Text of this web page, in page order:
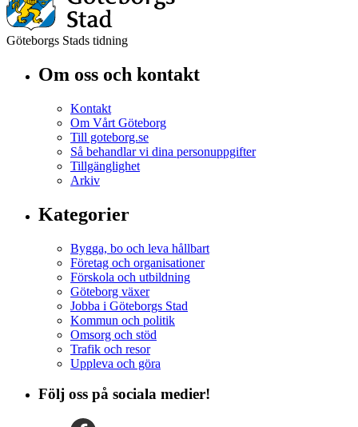
Göteborgs Stads tidning
Om oss och kontakt
Kontakt
Om Vårt Göteborg
Till goteborg.se
Så behandlar vi dina personuppgifter
Tillgänglighet
Arkiv
Kategorier
Bygga, bo och leva hållbart
Företag och organisationer
Förskola och utbildning
Göteborg växer
Jobba i Göteborgs Stad
Kommun och politik
Omsorg och stöd
Trafik och resor
Uppleva och göra
Följ oss på sociala medier!